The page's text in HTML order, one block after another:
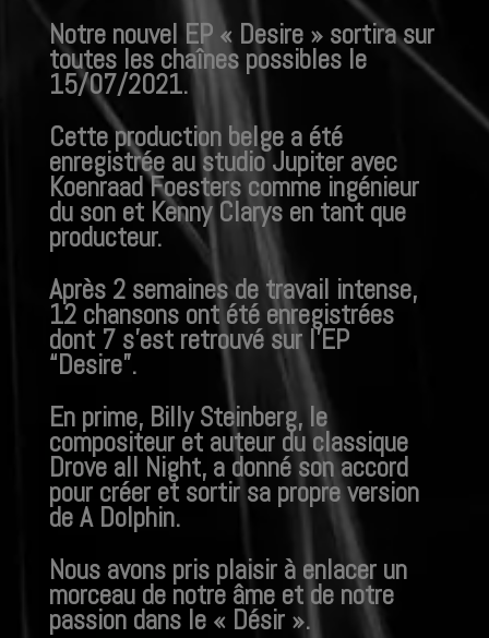
Notre nouvel EP « Desire » sortira sur
toutes les chaînes possibles le
15/07/2021.
Cette production belge a été
enregistrée au studio Jupiter avec
Koenraad Foesters comme ingénieur
du son et Kenny Clarys en tant que
producteur.
Après 2 semaines de travail intense,
12 chansons ont été enregistrées
dont 7 s’est retrouvé sur l’EP
“Desire”.
En prime, Billy Steinberg, le
compositeur et auteur du classique
Drove all Night, a donné son accord
pour créer et sortir sa propre version
de A Dolphin.
Nous avons pris plaisir à enlacer un
morceau de notre âme et de notre
passion dans le « Désir ».